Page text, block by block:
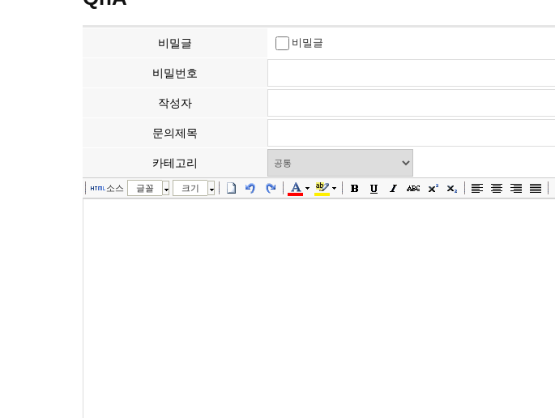
비밀글 비밀글
비밀번호
작성자
문의제목
카테고리
소스 글꼴 크기